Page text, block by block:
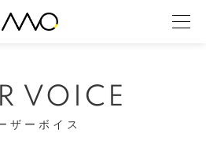
VOICE
ザーボイス